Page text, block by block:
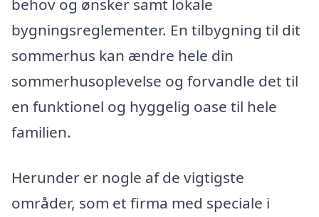
behov og ønsker samt lokale
bygningsreglementer. En tilbygning til dit
sommerhus kan ændre hele din
sommerhusoplevelse og forvandle det til
en funktionel og hyggelig oase til hele
familien.
Herunder er nogle af de vigtigste
områder, som et firma med speciale i